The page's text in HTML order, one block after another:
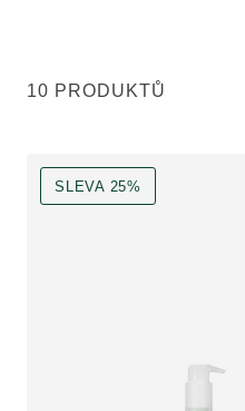
10 PRODUKTŮ
SLEVA 25%